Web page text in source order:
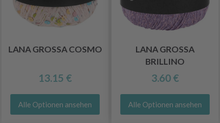
LANA GROSSA COSMO
13.15 €
Alle Optionen ansehen
LANA GROSSA
BRILLINO
3.60 €
Alle Optionen ansehen